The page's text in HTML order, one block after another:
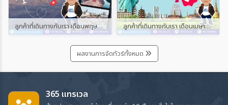
ลูกค้าที่เดินทางกับเรา เดือนพฤษภาคม และมิถุนายน 2567 ลูกค้าที่เดินทางกับเรา เดือนเมษายน 2567
ผลงานการจัดทัวร์ทั้งหมด
365 แทรเวล